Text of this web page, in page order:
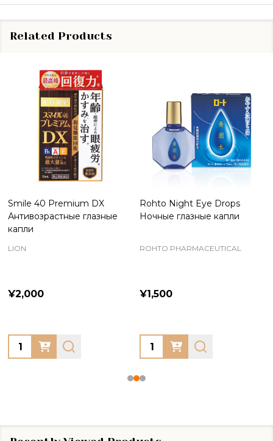
Related Products
Smile 40 Premium DX
Антивозрастные глазные
капли
LION
¥2,000
Quantity:
Rohto Night Eye Drops
Ночные глазные капли
ROHTO PHARMACEUTICAL
¥1,500
Quantity: